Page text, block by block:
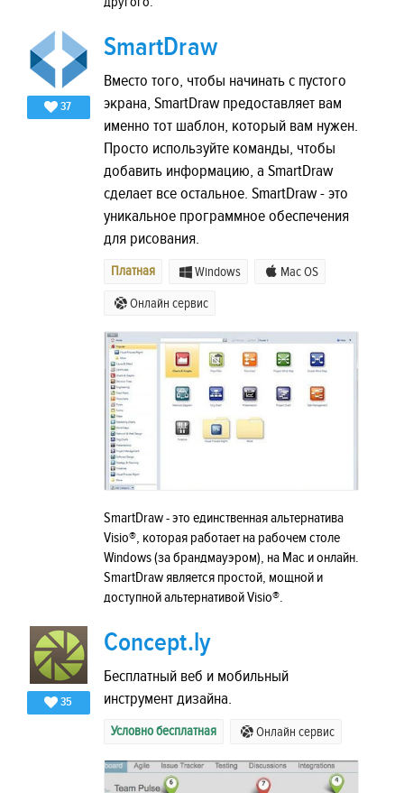
37
SmartDraw
Вместо того, чтобы начинать с пустого
экрана, SmartDraw предоставляет вам
именно тот шаблон, который вам нужен.
Просто используйте команды, чтобы
добавить информацию, а SmartDraw
сделает все остальное. SmartDraw - это
уникальное программное обеспечения
для рисования.
Платная Windows Mac OS
Онлайн сервис
SmartDraw - это единственная альтернатива
Visio®, которая работает на рабочем столе
Windows (за брандмауэром), на Mac и онлайн.
SmartDraw является простой, мощной и
доступной альтернативой Visio®.
35
Concept.ly
Бесплатный веб и мобильный
инструмент дизайна.
Условно бесплатная Онлайн сервис